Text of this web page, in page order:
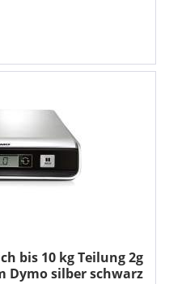
bis 10 kg Teilung 2g
Dymo silber schwarz